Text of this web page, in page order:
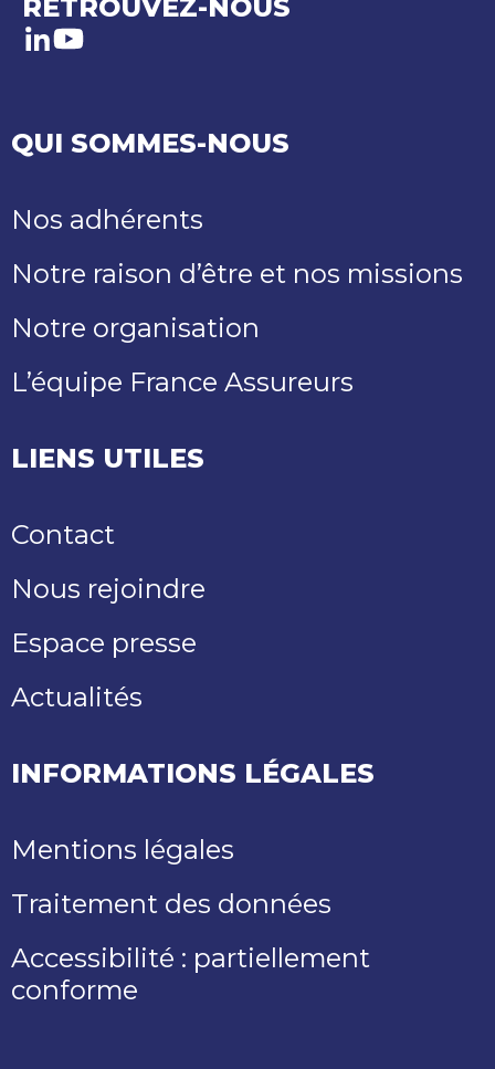
RETROUVEZ-NOUS
LinkedIn
Youtube
QUI SOMMES-NOUS
Nos adhérents
Notre raison d’être et nos missions
Notre organisation
L’équipe France Assureurs
LIENS UTILES
Contact
Nous rejoindre
Espace presse
Actualités
INFORMATIONS LÉGALES
Mentions légales
Traitement des données
Accessibilité : partiellement
conforme